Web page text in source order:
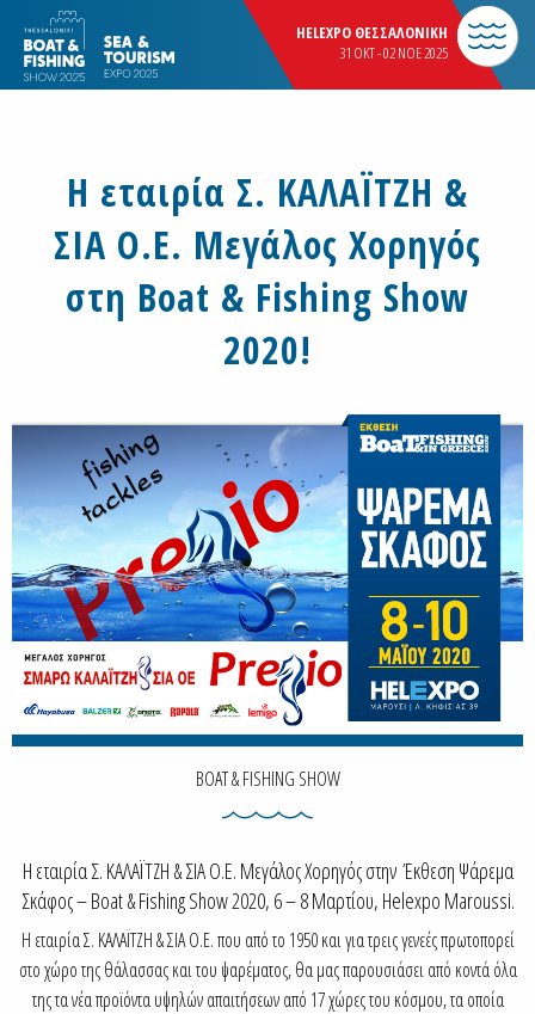
HELEXPO ΘΕΣΣΑΛΟΝΙΚΗ
31 OKT - 02 NOE 2025
Η εταιρία Σ. ΚΑΛΑΪΤΖΗ &
ΣΙΑ Ο.Ε. Μεγάλος Χορηγός
στη Boat & Fishing Show
2020!
BOAT & FISHING SHOW
Η εταιρία Σ. ΚΑΛΑΪΤΖΗ & ΣΙΑ Ο.Ε. Μεγάλος Χορηγός στην Έκθεση Ψάρεμα
Σκάφος – Boat & Fishing Show 2020, 6 – 8 Μαρτίου, Helexpo Maroussi.
Η εταιρία Σ. ΚΑΛΑΪΤΖΗ & ΣΙΑ Ο.Ε. που από το 1950 και για τρεις γενεές πρωτοπορεί
στο χώρο της θάλασσας και του ψαρέματος, θα μας παρουσιάσει από κοντά όλα
της τα νέα προϊόντα υψηλών απαιτήσεων από 17 χώρες του κόσμου, τα οποία